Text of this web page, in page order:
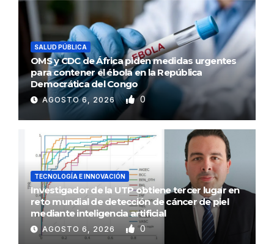
SALUD PÚBLICA
OMS y CDC de África piden medidas urgentes
para contener el ébola en la República
Democrática del Congo
AGOSTO 6, 2026 0
TECNOLOGÍA E INNOVACIÓN
Investigador de la UTP obtiene tercer lugar en
reto mundial de detección de cáncer de piel
mediante inteligencia artificial
AGOSTO 6, 2026 0